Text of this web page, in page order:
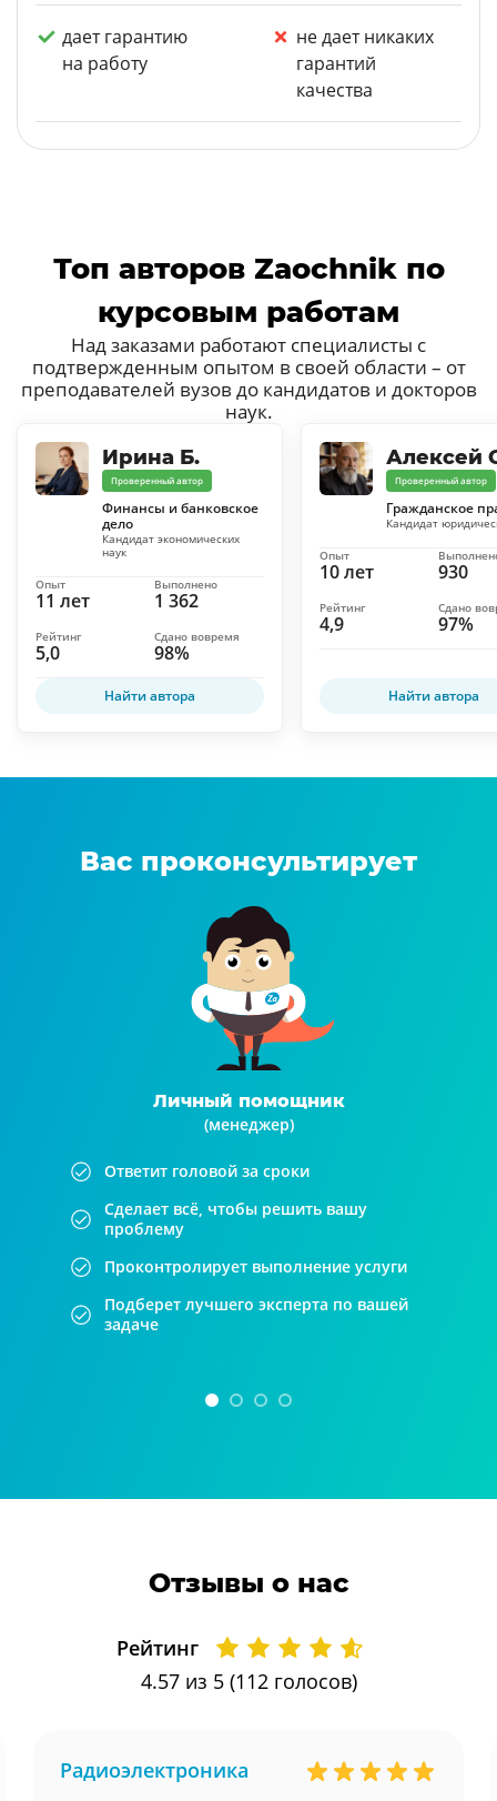
дает гарантию
на работу
не дает никаких
гарантий
качества
Топ авторов Zaochnik по
курсовым работам
Над заказами работают специалисты с
подтвержденным опытом в своей области – от
преподавателей вузов до кандидатов и докторов
наук.
Ирина Б.
Проверенный автор
Финансы и банковское
дело
Кандидат экономических
наук
11 лет
Опыт
1 362
Выполнено
5,0
Рейтинг
98%
Сдано вовремя
Найти автора
Алексей
Проверенный автор
Гражданское
Кандидат
10 лет
Опыт
930
4,9
Рейтинг
97%
Сдано
Найти автора
Вас проконсультирует
Личный помощник
(менеджер)
Ответит головой за сроки
Сделает всё, чтобы решить вашу
проблему
Проконтролирует выполнение услуги
Подберет лучшего эксперта по вашей
задаче
Отзывы о нас
Рейтинг
4.57из 5 (112 голосов)
Радиоэлектроника